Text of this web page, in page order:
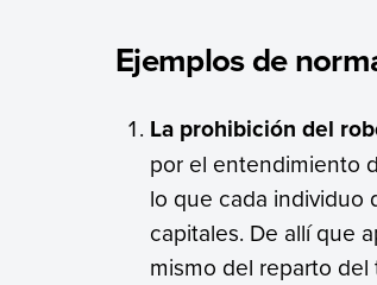
Ejemplos de
La prohibición del
por el entendimiento
lo que cada individuo
capitales. De allí que
mismo del reparto